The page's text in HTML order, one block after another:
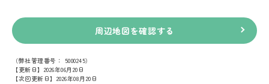
周辺地図を確認する
（弊社管理番号： 5000245）
【更新日】2026年06月20日
【次回更新日】2026年08月20日